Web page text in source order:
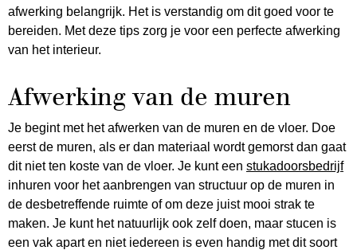
afwerking belangrijk. Het is verstandig om dit goed voor te
bereiden. Met deze tips zorg je voor een perfecte afwerking
van het interieur.
Afwerking van de muren
Je begint met het afwerken van de muren en de vloer. Doe
eerst de muren, als er dan materiaal wordt gemorst dan gaat
dit niet ten koste van de vloer. Je kunt een stukadoorsbedrijf
inhuren voor het aanbrengen van structuur op de muren in
de desbetreffende ruimte of om deze juist mooi strak te
maken. Je kunt het natuurlijk ook zelf doen, maar stucen is
een vak apart en niet iedereen is even handig met dit soort